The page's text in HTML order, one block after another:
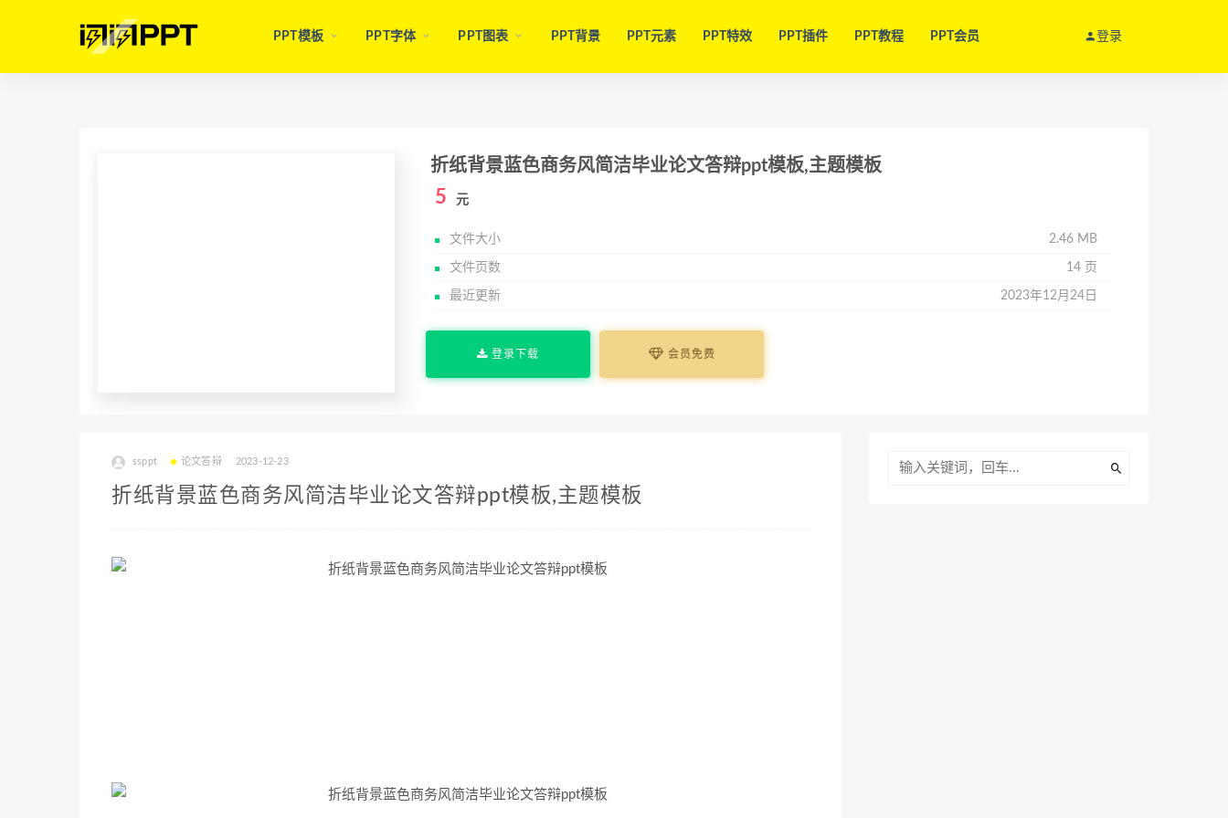
PPT模板 PPT字体 PPT图表 PPT背景 PPT元素 PPT特效 PPT插件 PPT教程 PPT会员 登录
折纸背景蓝色商务风简洁毕业论文答辩ppt模板,主题模板
5 元
文件大小 2.46 MB
文件页数 14 页
最近更新 2023年12月24日
登录下载 会员免费
ssppt 论文答辩 2023-12-23
折纸背景蓝色商务风简洁毕业论文答辩ppt模板,主题模板